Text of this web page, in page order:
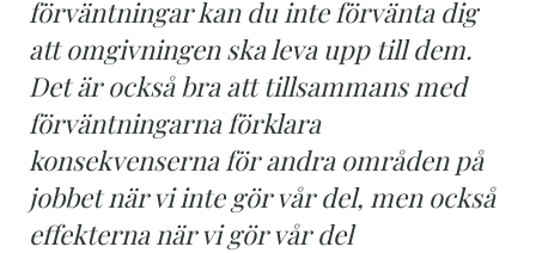
förväntningar kan du inte förvänta dig
att omgivningen ska leva upp till dem.
Det är också bra att tillsammans med
förväntningarna förklara
konsekvenserna för andra områden på
jobbet när vi inte gör vår del, men också
effekterna när vi gör vår del